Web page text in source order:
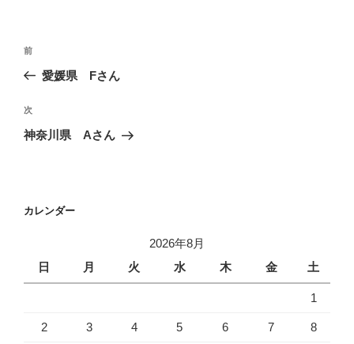
投
ビ
ゲ
ン
前
の
稿
前
愛媛県 Fさん
次
の
次
神奈川県 Aさん
カレンダー
2026年8月
日
月 火 水 木 金 土
1
2 3 4 5 6 7 8